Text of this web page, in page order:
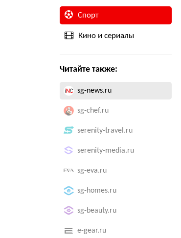
Спорт
Кино и сериалы
Читайте также:
sg-news.ru
sg-chef.ru
serenity-travel.ru
serenity-media.ru
sg-eva.ru
sg-homes.ru
sg-beauty.ru
e-gear.ru